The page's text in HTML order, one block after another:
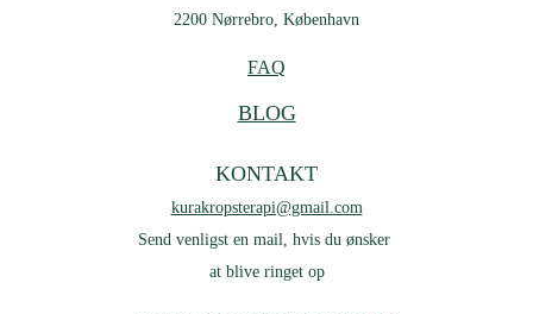
2200 Nørrebro, København
KONTAKT
kurakropsterapi@gmail.com
Send venligst en mail, hvis du ønsker
at blive ringet op
BLOG
FAQ